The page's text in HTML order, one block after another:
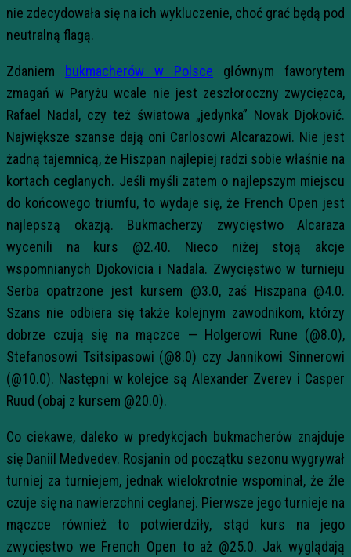
nie zdecydowała się na ich wykluczenie, choć grać będą pod
neutralną flagą.
Zdaniem bukmacherów w Polsce głównym faworytem
zmagań w Paryżu wcale nie jest zeszłoroczny zwycięzca,
Rafael Nadal, czy też światowa „jedynka” Novak Djoković.
Największe szanse dają oni Carlosowi Alcarazowi. Nie jest
żadną tajemnicą, że Hiszpan najlepiej radzi sobie właśnie na
kortach ceglanych. Jeśli myśli zatem o najlepszym miejscu
do końcowego triumfu, to wydaje się, że French Open jest
najlepszą okazją. Bukmacherzy zwycięstwo Alcaraza
wycenili na kurs @2.40. Nieco niżej stoją akcje
wspomnianych Djokovicia i Nadala. Zwycięstwo w turnieju
Serba opatrzone jest kursem @3.0, zaś Hiszpana @4.0.
Szans nie odbiera się także kolejnym zawodnikom, którzy
dobrze czują się na mączce — Holgerowi Rune (@8.0),
Stefanosowi Tsitsipasowi (@8.0) czy Jannikowi Sinnerowi
(@10.0). Następni w kolejce są Alexander Zverev i Casper
Ruud (obaj z kursem @20.0).
Co ciekawe, daleko w predykcjach bukmacherów znajduje
się Daniil Medvedev. Rosjanin od początku sezonu wygrywał
turniej za turniejem, jednak wielokrotnie wspominał, że źle
czuje się na nawierzchni ceglanej. Pierwsze jego turnieje na
mączce również to potwierdziły, stąd kurs na jego
zwycięstwo we French Open to aż @25.0. Jak wyglądają